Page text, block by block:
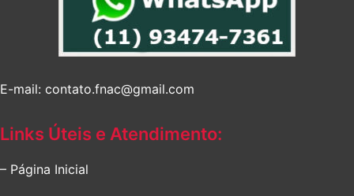
E-mail: contato.fnac@gmail.com
Links Úteis e Atendimento:
– Página Inicial